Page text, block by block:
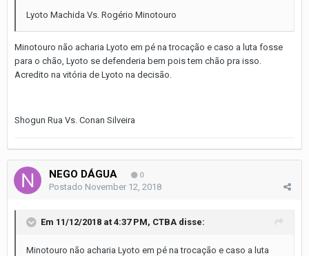
Lyoto Machida Vs. Rogério Minotouro
Minotouro não acharia Lyoto em pé na trocação e caso a luta fosse
para o chão, Lyoto se defenderia bem pois tem chão pra isso.
Acredito na vitória de Lyoto na decisão.
Shogun Rua Vs. Conan Silveira
NEGO DÁGUA 0
Postado November 12, 2018
Em 11/12/2018 at 4:37 PM, CTBA disse:
Minotouro não acharia Lyoto em pé na trocação e caso a luta